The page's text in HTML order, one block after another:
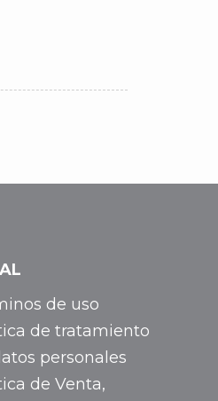
de uso
de tratamiento
personales
de Venta,